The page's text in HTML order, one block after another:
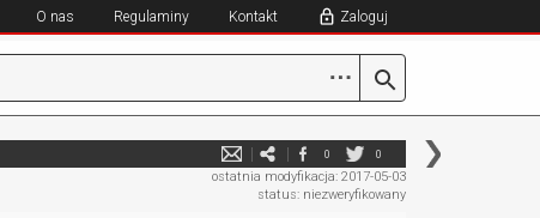
O nas Regulaminy Kontakt Zaloguj
⋯
0 0
ostatnia modyfikacja: 2017-05-03
status: niezweryfikowany